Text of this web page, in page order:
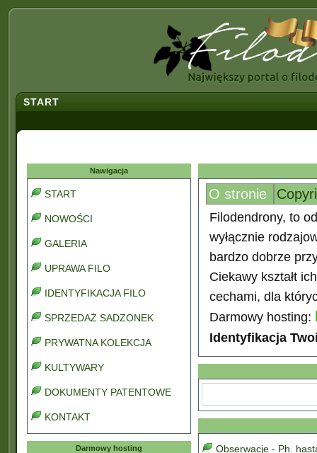
START
Nawigacja
START
NOWOŚCI
GALERIA
UPRAWA FILO
IDENTYFIKACJA FILO
SPRZEDAŻ SADZONEK
PRYWATNA KOLEKCJA
KULTYWARY
DOKUMENTY PATENTOWE
KONTAKT
Darmowy hosting
O stronie
Filodendrony, to
wyłącznie
bardzo dobrze
Ciekawy kształt
cechami, dla
Darmowy hosting:
Identyfikacja
Obserwacje - Ph.